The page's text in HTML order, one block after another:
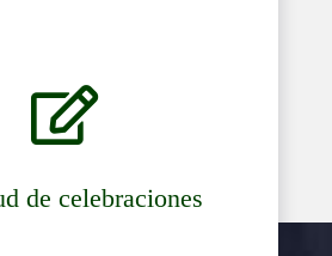

de celebraciones